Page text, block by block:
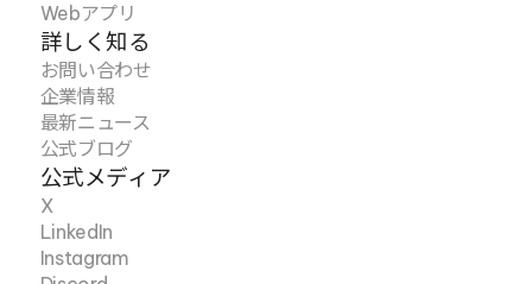
Webアプリ
詳しく知る
お問い合わせ
企業情報
最新ニュース
公式ブログ
公式メディア
X
LinkedIn
Instagram